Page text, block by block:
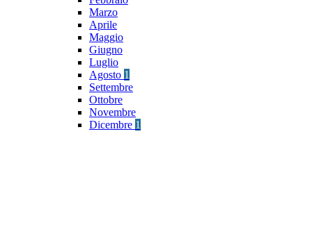
Marzo
Aprile
Maggio
Giugno
Luglio
Agosto 1
Settembre
Ottobre
Novembre
Dicembre 1